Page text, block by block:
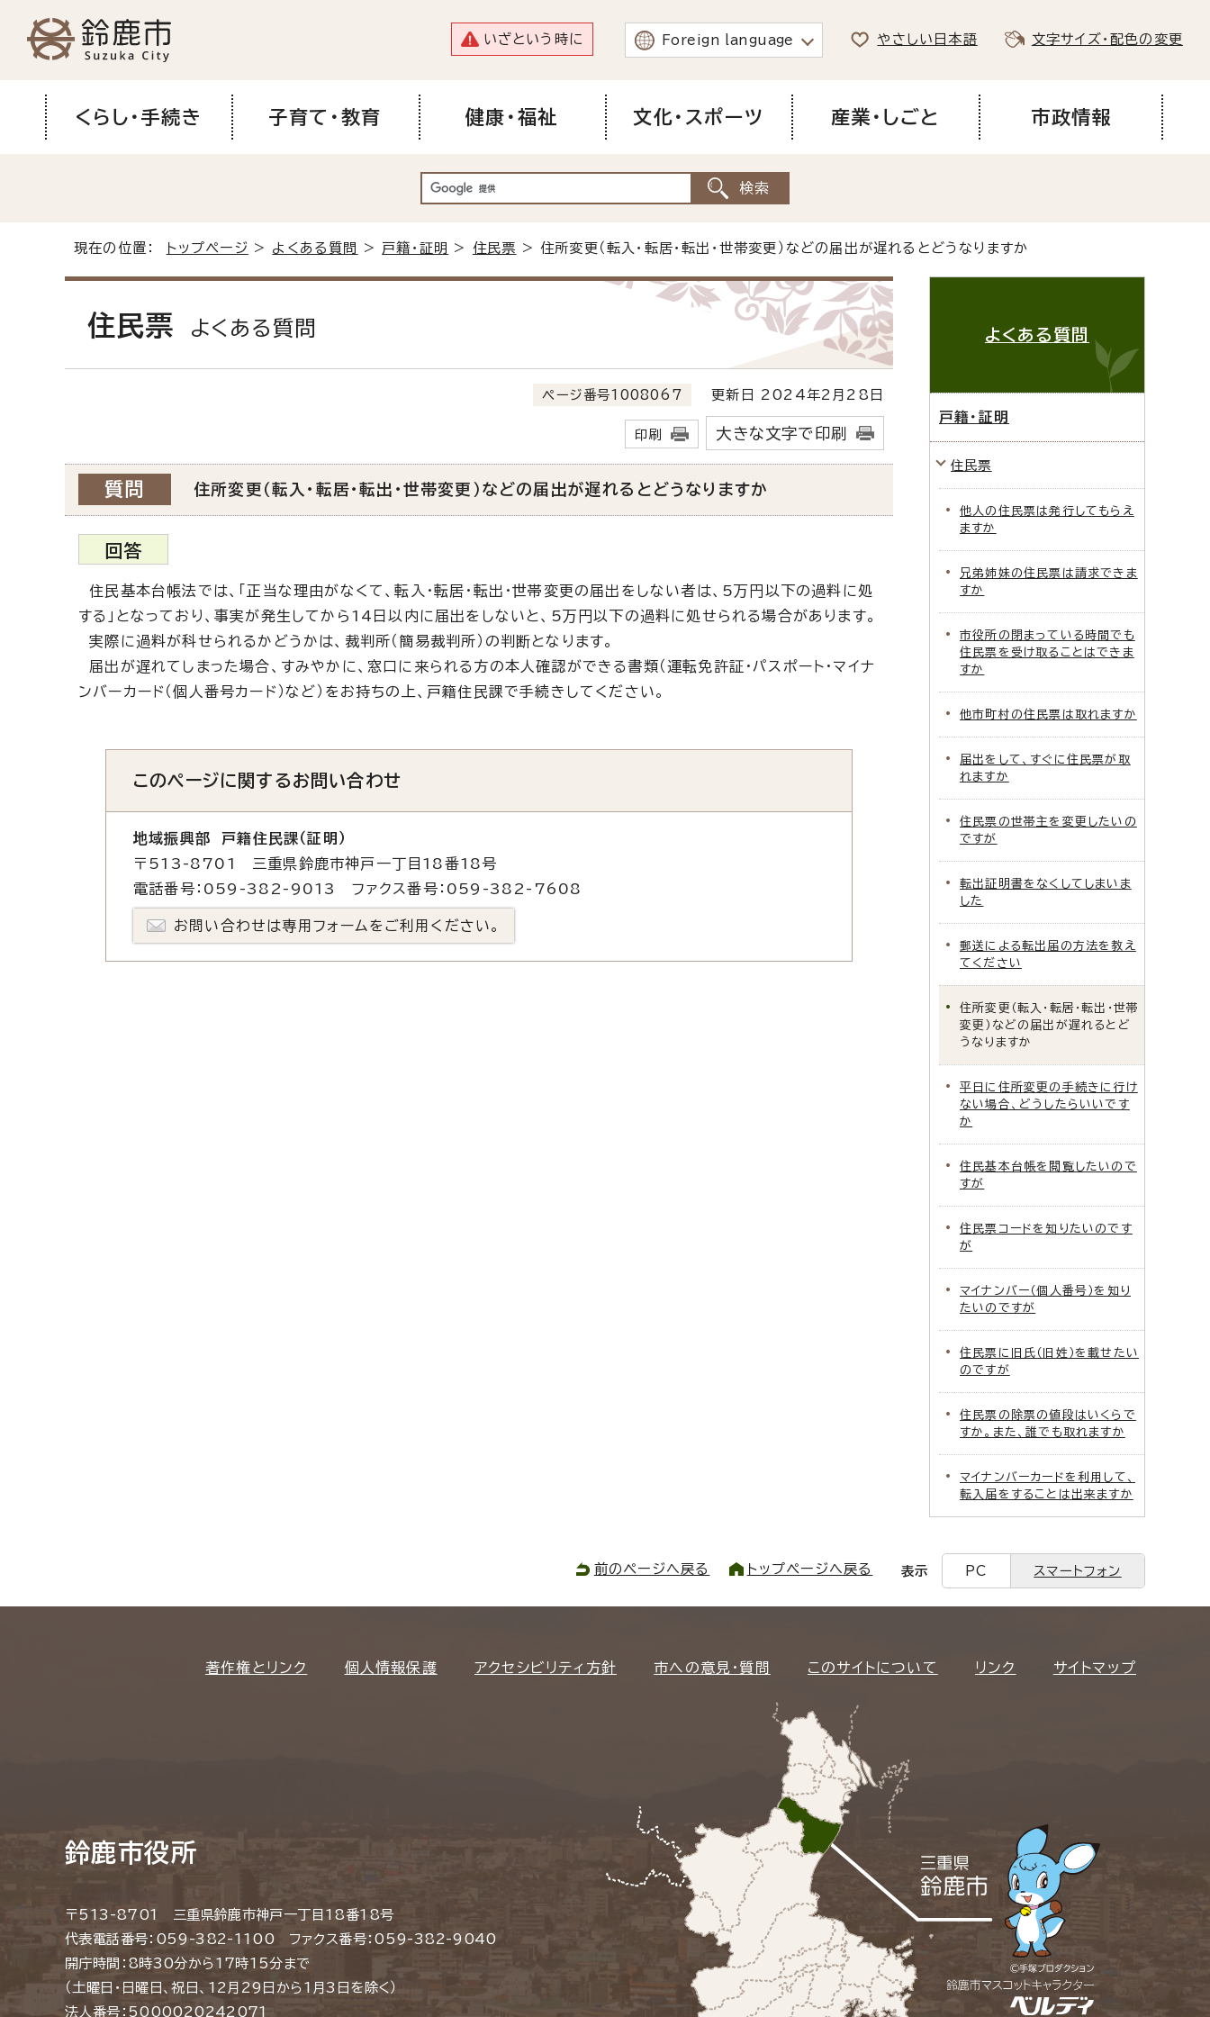
いざという時に Foreign language やさしい日本語 文字サイズ・配色の変更
くらし・手続き 子育て・教育 健康・福祉 文化・スポーツ 産業・しごと 市政情報
現在の位置： トップページ > よくある質問 > 戸籍・証明 > 住民票 > 住所変更（転入・転居・転出・世帯変更）などの届出が遅れるとどうなりますか
住民票 よくある質問
ページ番号1008067 更新日 2024年2月28日
印刷 大きな文字で印刷
質問 住所変更（転入・転居・転出・世帯変更）などの届出が遅れるとどうなりますか
回答
住民基本台帳法では、「正当な理由がなくて、転入・転居・転出・世帯変更の届出をしない者は、5万円以下の過料に処
する」となっており、事実が発生してから14日以内に届出をしないと、5万円以下の過料に処せられる場合があります。
実際に過料が科せられるかどうかは、裁判所（簡易裁判所）の判断となります。
届出が遅れてしまった場合、すみやかに、窓口に来られる方の本人確認ができる書類（運転免許証・パスポート・マイナ
ンバーカード（個人番号カード）など）をお持ちの上、戸籍住民課で手続きしてください。
このページに関するお問い合わせ
地域振興部 戸籍住民課（証明）
〒513-8701 三重県鈴鹿市神戸一丁目18番18号
電話番号：059-382-9013 ファクス番号：059-382-7608
お問い合わせは専用フォームをご利用ください。
よくある質問
戸籍・証明
住民票
他人の住民票は発行してもらえ
ますか
兄弟姉妹の住民票は請求できま
すか
市役所の閉まっている時間でも
住民票を受け取ることはできま
すか
他市町村の住民票は取れますか
届出をして、すぐに住民票が取
れますか
住民票の世帯主を変更したいの
ですが
転出証明書をなくしてしまいま
した
郵送による転出届の方法を教え
てください
住所変更（転入・転居・転出・世帯
変更）などの届出が遅れるとど
うなりますか
平日に住所変更の手続きに行け
ない場合、どうしたらいいです
か
住民基本台帳を閲覧したいので
すが
住民票コードを知りたいのです
が
マイナンバー（個人番号）を知り
たいのですが
住民票に旧氏（旧姓）を載せたい
のですが
住民票の除票の値段はいくらで
すか。また、誰でも取れますか
マイナンバーカードを利用して、
転入届をすることは出来ますか
前のページへ戻る トップページへ戻る 表示 PC スマートフォン
著作権とリンク 個人情報保護 アクセシビリティ方針 市への意見・質問 このサイトについて リンク サイトマップ
鈴鹿市役所
〒513-8701 三重県鈴鹿市神戸一丁目18番18号
代表電話番号：059-382-1100 ファクス番号：059-382-9040
開庁時間：8時30分から17時15分まで
（土曜日・日曜日、祝日、12月29日から1月3日を除く）
法人番号：5000020242071